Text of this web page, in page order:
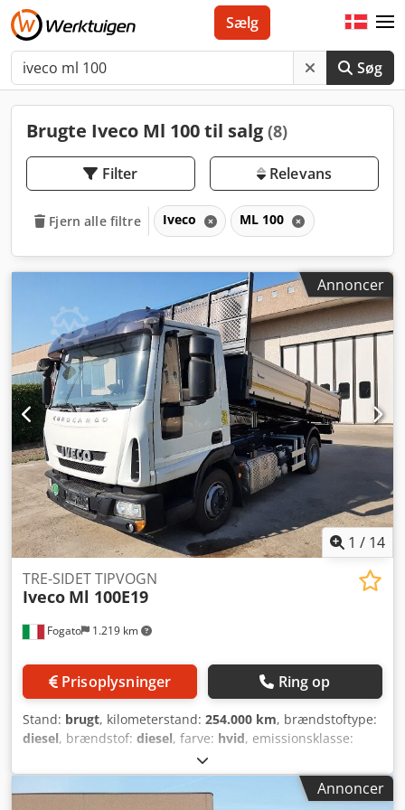
Søg
Sælg
Brugte Iveco Ml 100 til salg (8)
Filter Relevans
Fjern alle filtre Iveco ML 100
Annoncer
1 / 14
Fogato 1.219 km
TRE-SIDET TIPVOGN
Iveco Ml 100E19
Prisoplysninger Ring op
Stand: brugt, kilometerstand: 254.000 km, brændstoftype:
diesel, brændstof: diesel, farve: hvid, emissionsklasse:
Tachograf, centrallås, differentialespær,
klimaanlæg, tågelygter, IVECO ML 100E19 /P – 2014 – Euro
6 Tipvogn: - 1. registrering i 2014; - motor 190 hk - Euro 6
Annoncer